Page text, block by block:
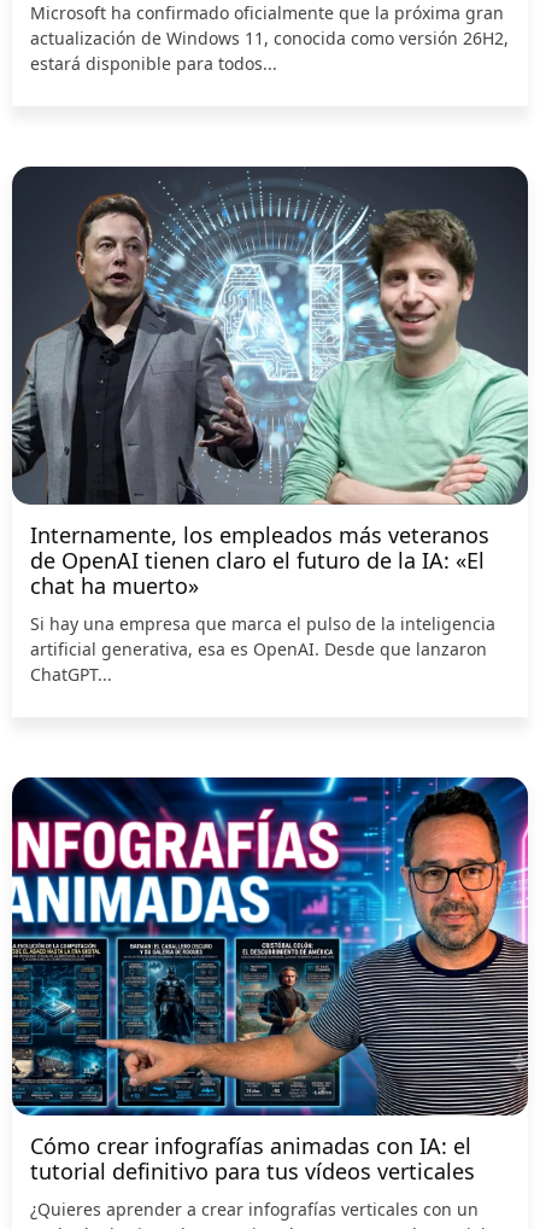
Microsoft ha confirmado oficialmente que la próxima gran
actualización de Windows 11, conocida como versión 26H2,
estará disponible para todos...
Internamente, los empleados más veteranos
de OpenAI tienen claro el futuro de la IA: «El
chat ha muerto»
Si hay una empresa que marca el pulso de la inteligencia
artificial generativa, esa es OpenAI. Desde que lanzaron
ChatGPT...
Cómo crear infografías animadas con IA: el
tutorial definitivo para tus vídeos verticales
¿Quieres aprender a crear infografías verticales con un